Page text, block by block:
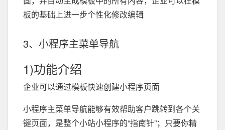
板的基础上进一步个性化修改编辑
3、小程序主菜单导航
1)功能介绍
企业可以通过模板快速创建小程序页面
小程序主菜单导航能够有效帮助客户跳转到各个关
键页面，是整个小站小程序的“指南针”；只要你精